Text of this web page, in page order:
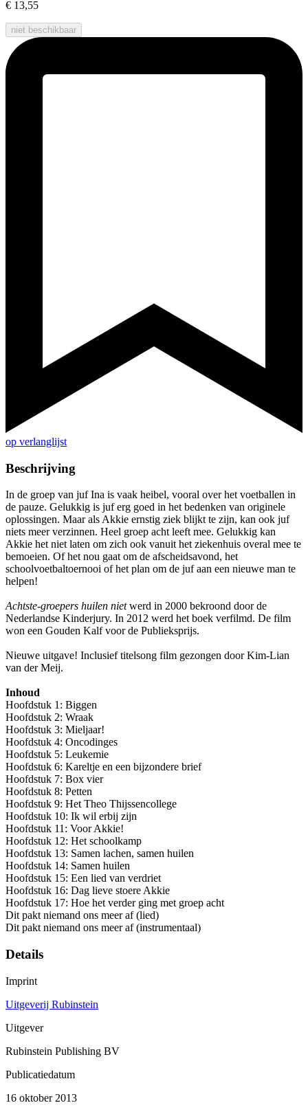
€ 13,55
niet beschikbaar
op verlanglijst
Beschrijving
In de groep van juf Ina is vaak heibel, vooral over het voetballen in
de pauze. Gelukkig is juf erg goed in het bedenken van originele
oplossingen. Maar als Akkie ernstig ziek blijkt te zijn, kan ook juf
niets meer verzinnen. Heel groep acht leeft mee. Gelukkig kan
Akkie het niet laten om zich ook vanuit het ziekenhuis overal mee te
bemoeien. Of het nou gaat om de afscheidsavond, het
schoolvoetbaltoernooi of het plan om de juf aan een nieuwe man te
helpen!
Achtste-groepers huilen nietwerd in 2000 bekroond door de
Nederlandse Kinderjury. In 2012 werd het boek verfilmd. De film
won een Gouden Kalf voor de Publieksprijs.
Nieuwe uitgave! Inclusief titelsong film gezongen door Kim-Lian
van der Meij.
Inhoud
Hoofdstuk 1: Biggen
Hoofdstuk 2: Wraak
Hoofdstuk 3: Mieljaar!
Hoofdstuk 4: Oncodinges
Hoofdstuk 5: Leukemie
Hoofdstuk 6: Kareltje en een bijzondere brief
Hoofdstuk 7: Box vier
Hoofdstuk 8: Petten
Hoofdstuk 9: Het Theo Thijssencollege
Hoofdstuk 10: Ik wil erbij zijn
Hoofdstuk 11: Voor Akkie!
Hoofdstuk 12: Het schoolkamp
Hoofdstuk 13: Samen lachen, samen huilen
Hoofdstuk 14: Samen huilen
Hoofdstuk 15: Een lied van verdriet
Hoofdstuk 16: Dag lieve stoere Akkie
Hoofdstuk 17: Hoe het verder ging met groep acht
Dit pakt niemand ons meer af (lied)
Dit pakt niemand ons meer af (instrumentaal)
Details
Imprint
Uitgeverij Rubinstein
Uitgever
Rubinstein Publishing BV
Publicatiedatum
16 oktober 2013